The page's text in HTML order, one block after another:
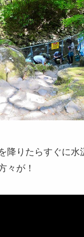
降りたらすぐに水
々が！